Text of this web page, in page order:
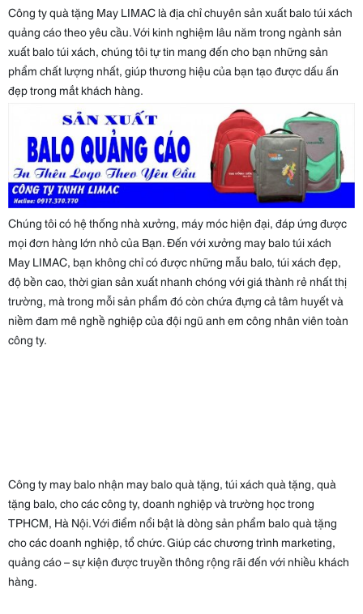
Công ty quà tặng May LIMAC là địa chỉ chuyên sản xuất balo túi xách
quảng cáo theo yêu cầu. Với kinh nghiệm lâu năm trong ngành sản
xuất balo túi xách, chúng tôi tự tin mang đến cho bạn những sản
phẩm chất lượng nhất, giúp thương hiệu của bạn tạo được dấu ấn
đẹp trong mắt khách hàng.
Chúng tôi có hệ thống nhà xưởng, máy móc hiện đại, đáp ứng được
mọi đơn hàng lớn nhỏ của Bạn. Đến với xưởng may balo túi xách
May LIMAC, bạn không chỉ có được những mẫu balo, túi xách đẹp,
độ bền cao, thời gian sản xuất nhanh chóng với giá thành rẻ nhất thị
trường, mà trong mỗi sản phẩm đó còn chứa đựng cả tâm huyết và
niềm đam mê nghề nghiệp của đội ngũ anh em công nhân viên toàn
công ty.
Công ty may balo nhận may balo quà tặng, túi xách quà tặng, quà
tặng balo, cho các công ty, doanh nghiệp và trường học trong
TPHCM, Hà Nội. Với điểm nổi bật là dòng sản phẩm balo quà tặng
cho các doanh nghiệp, tổ chức. Giúp các chương trình marketing,
quảng cáo – sự kiện được truyền thông rộng rãi đến với nhiều khách
hàng.